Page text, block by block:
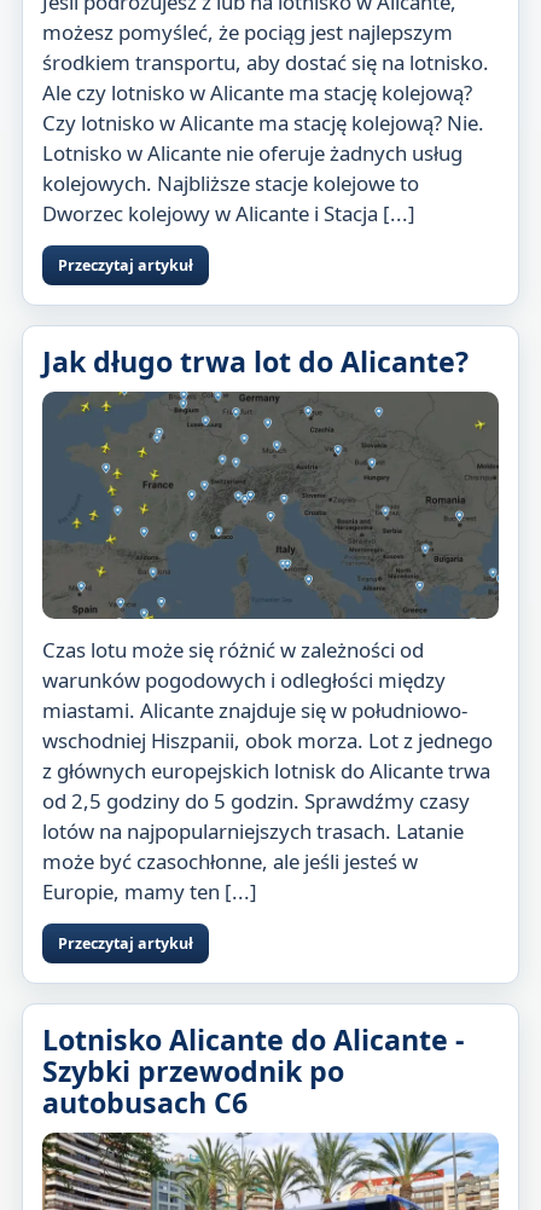
możesz pomyśleć, że pociąg jest najlepszym
środkiem transportu, aby dostać się na lotnisko.
Ale czy lotnisko w Alicante ma stację kolejową?
Czy lotnisko w Alicante ma stację kolejową? Nie.
Lotnisko w Alicante nie oferuje żadnych usług
kolejowych. Najbliższe stacje kolejowe to
Dworzec kolejowy w Alicante i Stacja [...]
Przeczytaj artykuł
Jak długo trwa lot do Alicante?
Czas lotu może się różnić w zależności od
warunków pogodowych i odległości między
miastami. Alicante znajduje się w południowo-
wschodniej Hiszpanii, obok morza. Lot z jednego
z głównych europejskich lotnisk do Alicante trwa
od 2,5 godziny do 5 godzin. Sprawdźmy czasy
lotów na najpopularniejszych trasach. Latanie
może być czasochłonne, ale jeśli jesteś w
Europie, mamy ten [...]
Przeczytaj artykuł
Lotnisko Alicante do Alicante -
Szybki przewodnik po
autobusach C6